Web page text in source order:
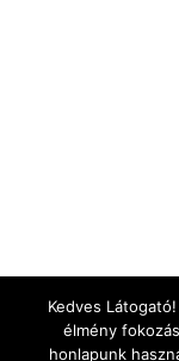
Kedves
élmény
honlapunk